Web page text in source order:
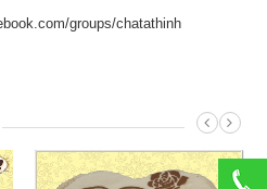
groups/chatathinh